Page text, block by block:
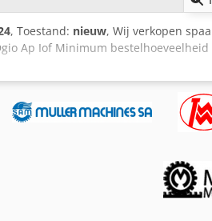
, Toestand: nieuw, Wij verkopen
Ap Iof Minimum